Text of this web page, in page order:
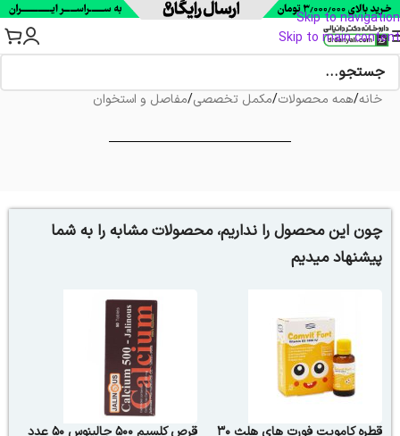
Skip to navigation
Skip to main content
خانه/همه محصولات/مکمل تخصصی/مفاصل و استخوان
چون این محصول را نداریم، محصولات مشابه را به شما
پیشنهاد میدیم
قطره کامویت فورت ‌های هلث 30
قرص کلسیم 500 جالینوس 50 عدد